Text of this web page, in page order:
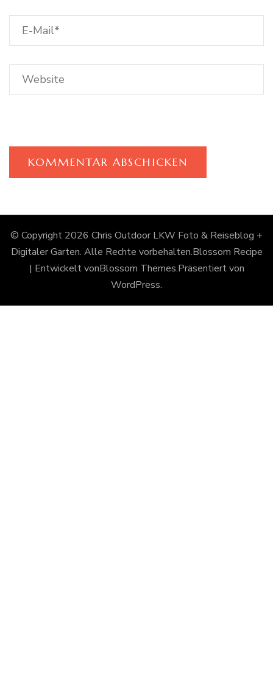
© Copyright 2026 Chris Outdoor LKW Foto & Reiseblog +
Digitaler Garten. Alle Rechte vorbehalten.Blossom Recipe
| Entwickelt vonBlossom Themes.Präsentiert von
WordPress.